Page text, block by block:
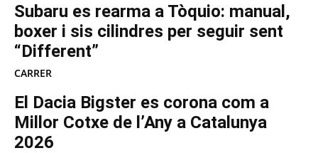
Subaru es rearma a Tòquio: manual,
boxer i sis cilindres per seguir sent
“Different”
CARRER
El Dacia Bigster es corona com a
Millor Cotxe de l’Any a Catalunya
2026